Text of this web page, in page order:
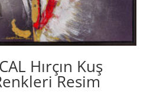
Hırçın Kuş
Resim